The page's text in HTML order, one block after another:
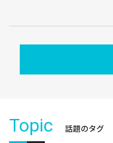
Topic 話題のタグ